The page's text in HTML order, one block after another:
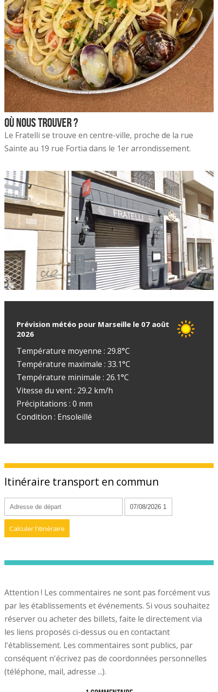
Où nous trouver ?
Le Fratelli se trouve en centre-ville, proche de la rue
Sainte au 19 rue Fortia dans le 1er arrondissement.
Prévision météo pour Marseille le 07 août
2026
Température moyenne : 29.8°C
Température maximale : 33.1°C
Température minimale : 26.1°C
Vitesse du vent : 29.2 km/h
Précipitations : 0 mm
Condition : Ensoleillé
Itinéraire transport en commun
Attention ! Les commentaires ne sont pas forcément vus
par les établissements et événements. Si vous souhaitez
réserver ou acheter des billets, faite le directement via
les liens proposés ci-dessus ou en contactant
l'établissement. Les commentaires sont publics, par
conséquent n'écrivez pas de coordonnées personnelles
(téléphone, mail, adresse ...).